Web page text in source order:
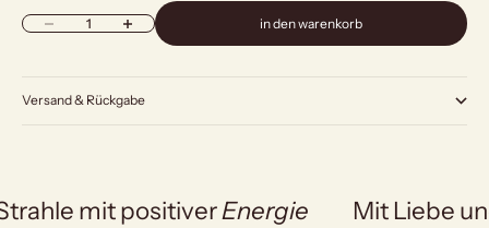
Anzahl verringernAnzahl erhöhen in den warenkorb
Versand & Rückgabe
mit positiverEnergie Mit Liebe